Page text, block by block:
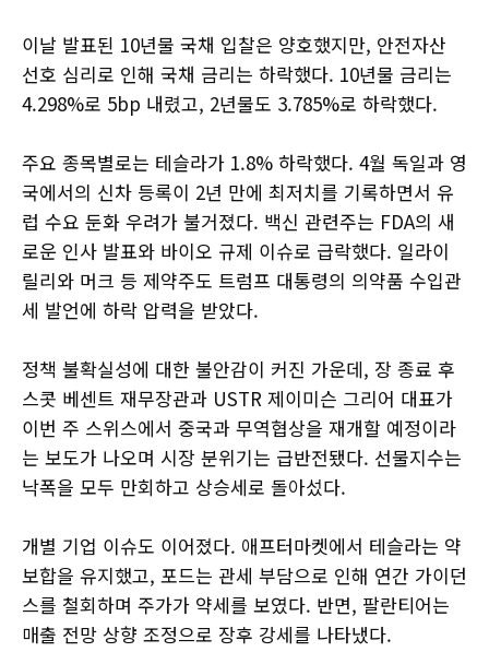
이날 발표된 10년물 국채 입찰은 양호했지만, 안전자산
선호 심리로 인해 국채 금리는 하락했다. 10년물 금리는
4.298%로 5bp 내렸고, 2년물도 3.785%로 하락했다.
주요 종목별로는 테슬라가 1.8% 하락했다. 4월 독일과 영
국에서의 신차 등록이 2년 만에 최저치를 기록하면서 유
럽 수요 둔화 우려가 불거졌다. 백신 관련주는 FDA의 새
로운 인사 발표와 바이오 규제 이슈로 급락했다. 일라이
릴리와 머크 등 제약주도 트럼프 대통령의 의약품 수입관
세 발언에 하락 압력을 받았다.
정책 불확실성에 대한 불안감이 커진 가운데, 장 종료 후
스콧 베센트 재무장관과 USTR 제이미슨 그리어 대표가
이번 주 스위스에서 중국과 무역협상을 재개할 예정이라
는 보도가 나오며 시장 분위기는 급반전됐다. 선물지수는
낙폭을 모두 만회하고 상승세로 돌아섰다.
개별 기업 이슈도 이어졌다. 애프터마켓에서 테슬라는 약
보합을 유지했고, 포드는 관세 부담으로 인해 연간 가이던
스를 철회하며 주가가 약세를 보였다. 반면, 팔란티어는
매출 전망 상향 조정으로 장후 강세를 나타냈다.